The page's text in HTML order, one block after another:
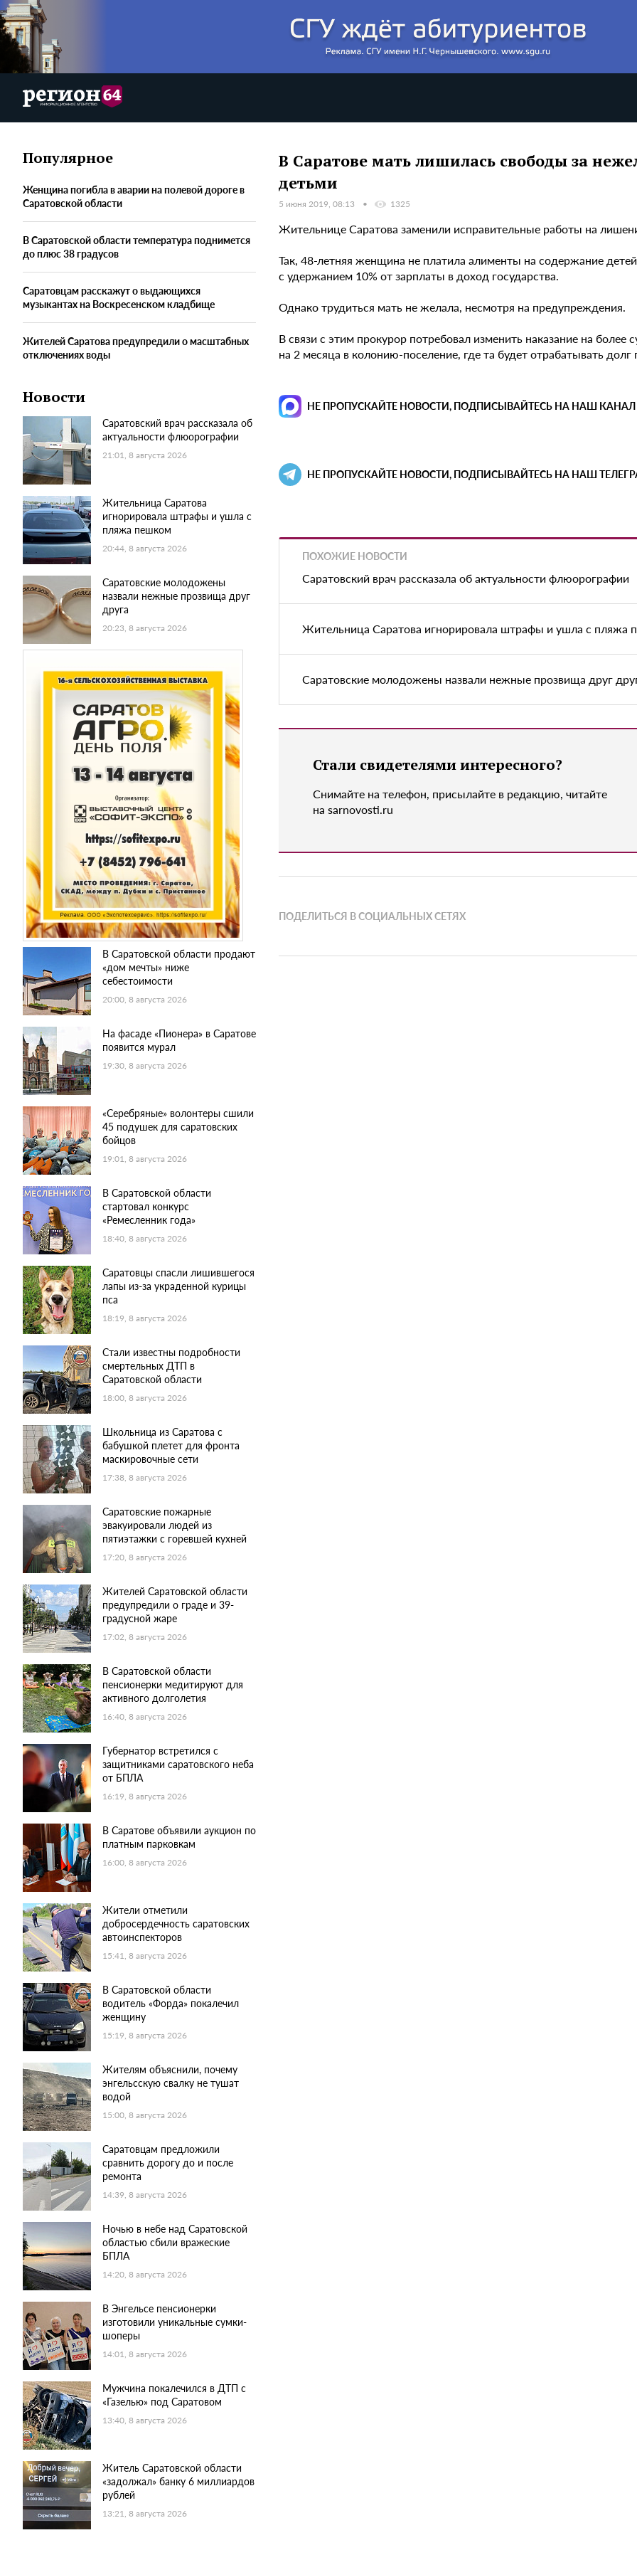
Популярное
Женщина погибла в аварии на полевой дороге в
Саратовской области
В Саратовской области температура поднимется
до плюс 38 градусов
Саратовцам расскажут о выдающихся
музыкантах на Воскресенском кладбище
Жителей Саратова предупредили о масштабных
отключениях воды
Новости
Саратовский врач рассказала об
актуальности флюорографии
21:01, 8 августа 2026
Жительница Саратова
игнорировала штрафы и ушла с
пляжа пешком
20:44, 8 августа 2026
Саратовские молодожены
назвали нежные прозвища друг
друга
20:23, 8 августа 2026
В Саратовской области продают
«дом мечты» ниже
себестоимости
20:00, 8 августа 2026
На фасаде «Пионера» в Саратове
появится мурал
19:30, 8 августа 2026
«Серебряные» волонтеры сшили
45 подушек для саратовских
бойцов
19:01, 8 августа 2026
В Саратовской области
стартовал конкурс
«Ремесленник года»
18:40, 8 августа 2026
Саратовцы спасли лишившегося
лапы из-за украденной курицы
пса
18:19, 8 августа 2026
Стали известны подробности
смертельных ДТП в
Саратовской области
18:00, 8 августа 2026
Школьница из Саратова с
бабушкой плетет для фронта
маскировочные сети
17:38, 8 августа 2026
Саратовские пожарные
эвакуировали людей из
пятиэтажки с горевшей кухней
17:20, 8 августа 2026
Жителей Саратовской области
предупредили о граде и 39-
градусной жаре
17:02, 8 августа 2026
В Саратовской области
пенсионерки медитируют для
активного долголетия
16:40, 8 августа 2026
Губернатор встретился с
защитниками саратовского неба
от БПЛА
16:19, 8 августа 2026
В Саратове объявили аукцион по
платным парковкам
16:00, 8 августа 2026
Жители отметили
добросердечность саратовских
автоинспекторов
15:41, 8 августа 2026
В Саратовской области
водитель «Форда» покалечил
женщину
15:19, 8 августа 2026
Жителям объяснили, почему
энгельсскую свалку не тушат
водой
15:00, 8 августа 2026
Саратовцам предложили
сравнить дорогу до и после
ремонта
14:39, 8 августа 2026
Ночью в небе над Саратовской
областью сбили вражеские
БПЛА
14:20, 8 августа 2026
В Энгельсе пенсионерки
изготовили уникальные сумки-
шоперы
14:01, 8 августа 2026
Мужчина покалечился в ДТП с
«Газелью» под Саратовом
13:40, 8 августа 2026
Житель Саратовской области
«задолжал» банку 6 миллиардов
рублей
13:21, 8 августа 2026
В Саратове мать лишилась свободы за
детьми
5 июня 2019, 08:13 1325
Жительнице Саратова заменили исправительные работы на
Так, 48-летняя женщина не платила алименты на содержание
с удержанием 10% от зарплаты в доход государства.
Однако трудиться мать не желала, несмотря на предупреждения.
В связи с этим прокурор потребовал изменить наказание на
на 2 месяца в колонию-поселение, где та будет отрабатывать
НЕ ПРОПУСКАЙТЕ НОВОСТИ, ПОДПИСЫВАЙТЕСЬ НА НАШ КАНАЛ
НЕ ПРОПУСКАЙТЕ НОВОСТИ, ПОДПИСЫВАЙТЕСЬ НА НАШ
ПОХОЖИЕ НОВОСТИ
Саратовский врач рассказала об актуальности флюорографии
Жительница Саратова игнорировала штрафы и ушла с пляжа
Саратовские молодожены назвали нежные прозвища друг
Стали свидетелями интересного?
Снимайте на телефон, присылайте в редакцию, читайте
на sarnovosti.ru
ПОДЕЛИТЬСЯ В СОЦИАЛЬНЫХ СЕТЯХ